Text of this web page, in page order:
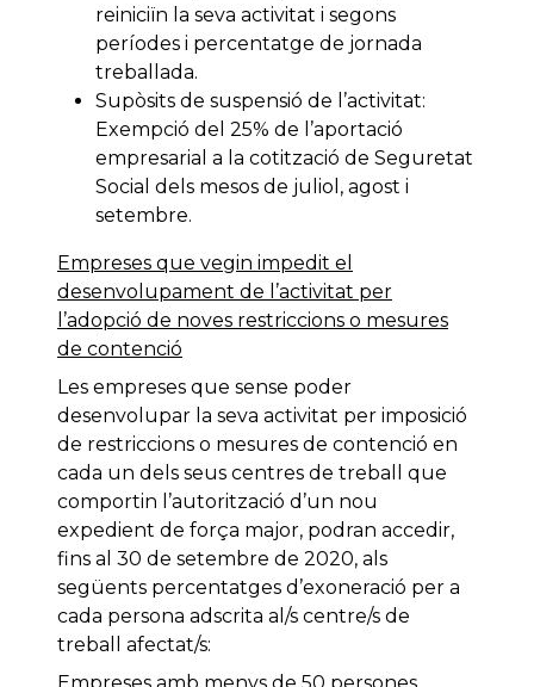
reiniciïn la seva activitat i segons
períodes i percentatge de jornada
treballada.
Supòsits de suspensió de l’activitat:
Exempció del 25% de l’aportació
empresarial a la cotització de Seguretat
Social dels mesos de juliol, agost i
setembre.
Empreses que vegin impedit el
desenvolupament de l’activitat per
l’adopció de noves restriccions o mesures
de contenció
Les empreses que sense poder
desenvolupar la seva activitat per imposició
de restriccions o mesures de contenció en
cada un dels seus centres de treball que
comportin l’autorització d’un nou
expedient de força major, podran accedir,
fins al 30 de setembre de 2020, als
següents percentatges d’exoneració per a
cada persona adscrita al/s centre/s de
treball afectat/s: